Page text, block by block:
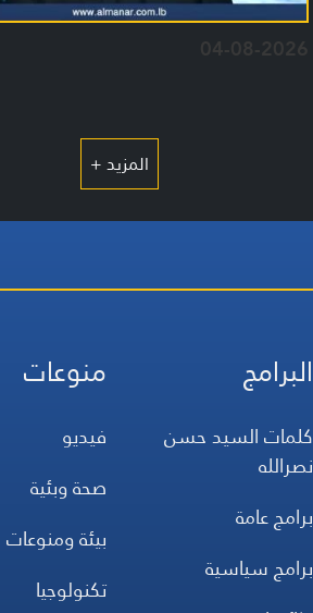
04-08-2026
المزيد +
البرامج
كلمات السيد حسن
نصرالله
برامج عامة
برامج سياسية
منوعات
فيديو
صحة وبئية
بيئة ومنوعات
تكنولوجيا